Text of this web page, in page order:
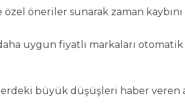
öneriler sunarak zaman kaybını
uygun fiyatlı markaları
büyük düşüşleri haber veren